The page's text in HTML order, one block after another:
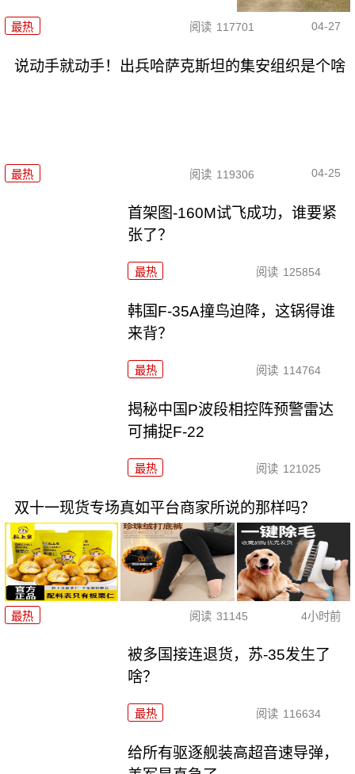
最热 阅读 117701 04-27
说动手就动手！出兵哈萨克斯坦的集安组织是个啥
最热 阅读 119306 04-25
首架图-160M试飞成功，谁要紧
张了？
最热 阅读 125854
韩国F-35A撞鸟迫降，这锅得谁
来背？
最热 阅读 114764
揭秘中国P波段相控阵预警雷达
可捕捉F-22
最热 阅读 121025
双十一现货专场真如平台商家所说的那样吗？
最热 阅读 31145 4小时前
被多国接连退货，苏-35发生了
啥？
最热 阅读 116634
给所有驱逐舰装高超音速导弹，